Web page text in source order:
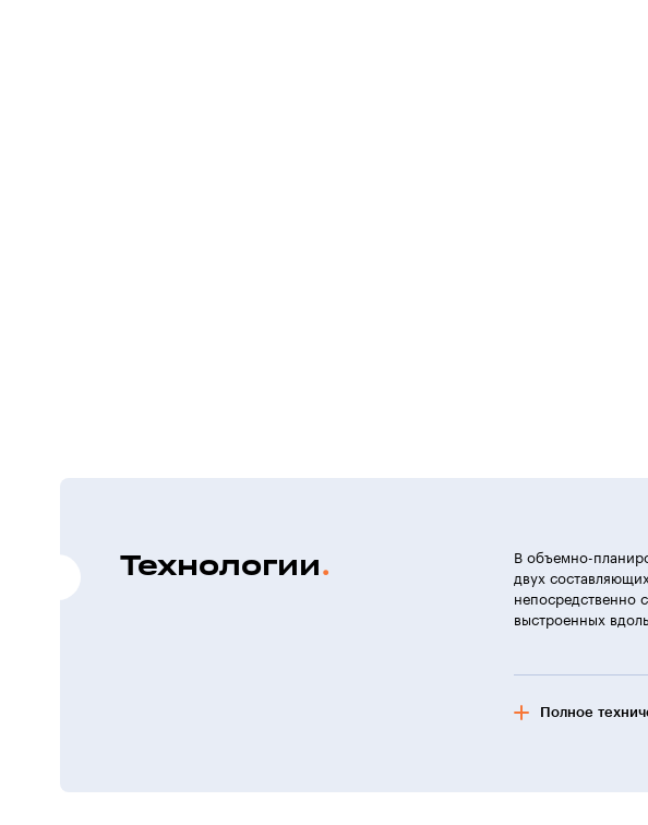
Технологии
В объемно-
двух
непосредственно
выстроенных
Полное